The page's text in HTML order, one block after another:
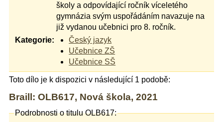
školy a odpovídající ročník víceletého
gymnázia svým uspořádáním navazuje na
již vydanou učebnici pro 8. ročník.
Kategorie:
Český jazyk
Učebnice ZŠ
Učebnice SŠ
Toto dílo je k dispozici v následující 1 podobě:
Braill: OLB617, Nová škola, 2021
Podrobnosti o titulu OLB617: